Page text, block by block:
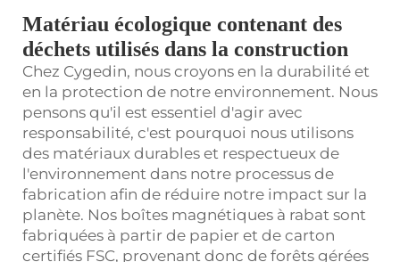
Matériau écologique contenant des
déchets utilisés dans la construction
Chez Cygedin, nous croyons en la durabilité et
en la protection de notre environnement. Nous
pensons qu'il est essentiel d'agir avec
responsabilité, c'est pourquoi nous utilisons
des matériaux durables et respectueux de
l'environnement dans notre processus de
fabrication afin de réduire notre impact sur la
planète. Nos boîtes magnétiques à rabat sont
fabriquées à partir de papier et de carton
certifiés FSC, provenant donc de forêts gérées